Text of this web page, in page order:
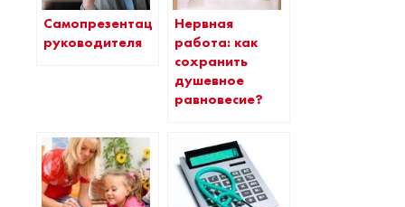
Самопрезентация
руководителя
Нервная
работа: как
сохранить
душевное
равновесие?